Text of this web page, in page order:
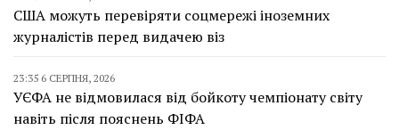
США можуть перевіряти соцмережі іноземних
журналістів перед видачею віз
23:35 6 СЕРПНЯ, 2026
УЄФА не відмовилася від бойкоту чемпіонату світу
навіть після пояснень ФІФА